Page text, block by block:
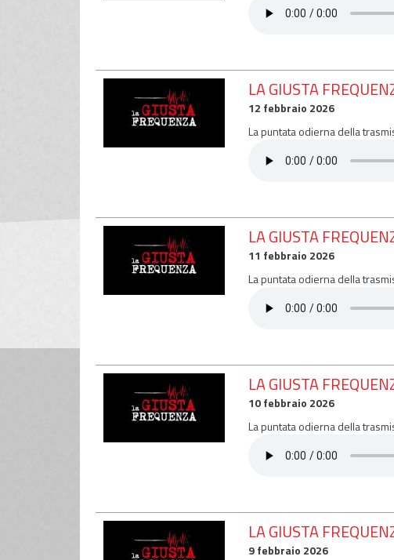
LA GIUSTA
12 febbraio 2026
La puntata odierna della
LA GIUSTA
11 febbraio 2026
La puntata odierna della
LA GIUSTA
10 febbraio 2026
La puntata odierna della
LA GIUSTA
9 febbraio 2026